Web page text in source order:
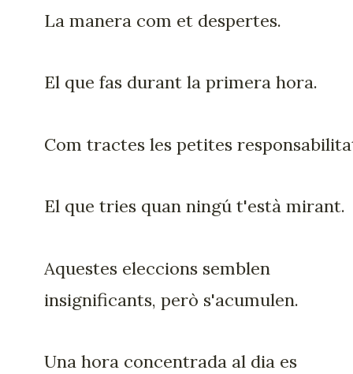
La manera com et despertes.
El que fas durant la primera hora.
Com tractes les petites
El que tries quan ningú t'està mirant.
Aquestes eleccions semblen
insignificants, però s'acumulen.
Una hora concentrada al dia es